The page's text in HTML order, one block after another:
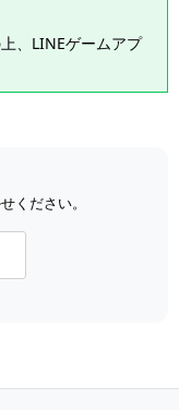
、LINEゲームアプ
ください。